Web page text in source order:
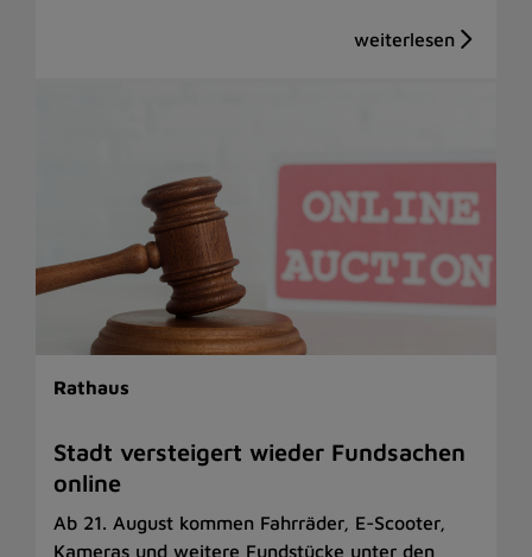
Rathaus
Stadt versteigert wieder Fundsachen
online
Ab 21. August kommen Fahrräder, E-Scooter,
Kameras und weitere Fundstücke unter den